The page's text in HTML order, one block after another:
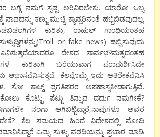
ಬಗ್ಗೆ ನಮಗೆ ಸ್ಪಷ್ಟ ಅರಿವಿರಬೇಕು. ಯಾರೋ ಒಬ್ಬ
ಕಣ್ಣು ಮುಚ್ಚಿ ಕ್ಯಾನ್ಸರಿನಂತೆ ಹಬ್ಬಿಬಿಡವುದಲ್ಲ.
ಕುರಿತು, ರಾಹುಲ್ ಗಾಂಧಿಯಂತಹ
or fake news) ಹಬ್ಬಿಸುವುದು
ದೇಶದ ಸಾರ್ವಭೌಮತ್ವದಂತಹ
ಕುರಿತಾಗಿ ಬರೆಯುವಾಗ ಪರಾಮರ್ಶಿಸಿದೇ
ಆಭಾಸವೆನಿಸುತ್ತದೆ. ಕೆಲವೊಮ್ಮೆ ಇದು ಅತಿರೇಕವೆನಿಸಿ
ಕಾಲ್ಡ್ ಪ್ರಗತಿಪರರ ಅಪಹಾಸ್ಯಕೀಡಾಗುತ್ತಿವೆ.
ಕೊಟ್ಟು ಪೆಟ್ಟು ತಿನ್ನುವ ದರ್ದು ನಮಗೇಕೆ?
ನಂಗಾ ಆಗಿಬಿಟ್ಟಿದ್ದಾರೆ,ನಾವುಗಳೂ ಅವರ
ಕೆಲ ಸಮಯದ ಹಿಂದೆ ವಿದೇಶದಲ್ಲಿ ಮೋದಿ
ಎಮ್ಬ ಸುಳ್ಳು ವರದಿಯನ್ನು ಪ್ರಚಾರ ಮಾಡಿ